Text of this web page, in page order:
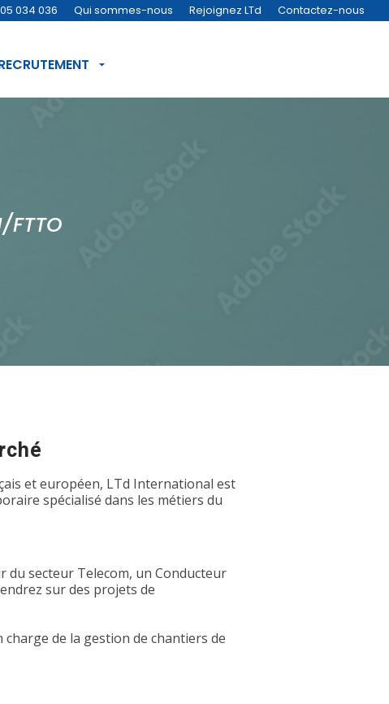
034 036 Qui sommes-nous Rejoignez LTd Contactez-nous
FTTO
et européen, LTd International est
spécialisé dans les métiers du
secteur Telecom, un Conducteur
sur des projets de
de la gestion de chantiers de